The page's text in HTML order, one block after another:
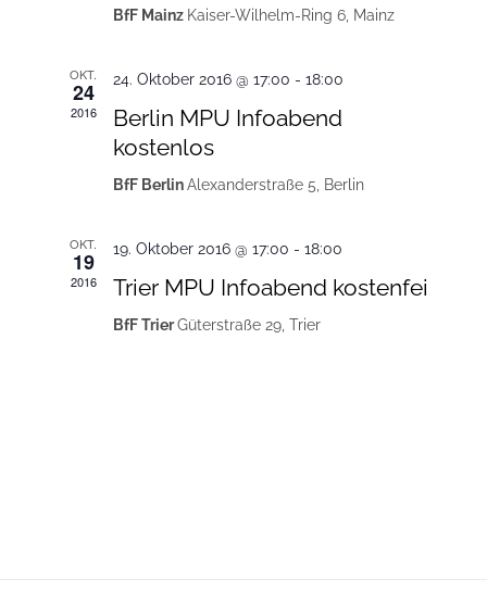
BfF Mainz Kaiser-Wilhelm-Ring 6, Mainz
OKT.
24
2016
24. Oktober 2016 @ 17:00 - 18:00
Berlin MPU Infoabend
kostenlos
BfF BerlinAlexanderstraße 5, Berlin
OKT.
19
2016
19. Oktober 2016 @ 17:00 - 18:00
Trier MPU Infoabend kostenfei
BfF TrierGüterstraße 29, Trier